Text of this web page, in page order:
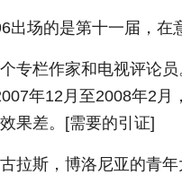
出场的是第十一届，在
专栏作家和电视评论
年12月至2008年2月
果差。[需要的引证]
拉斯，博洛尼亚的青